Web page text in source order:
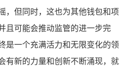
，但同时，这也为其他钱包和项
且可能会推动监管的进一步完
是一个充满活力和无限变化的领
有新的力量和创新不断涌现，就